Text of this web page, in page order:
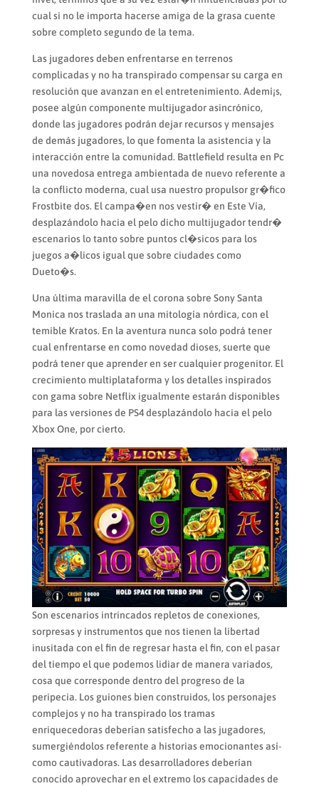
cual si no le importa hacerse amiga de la grasa cuente
sobre completo segundo de la tema.
Las jugadores deben enfrentarse en terrenos
complicadas y no ha transpirado compensar su carga en
resolución que avanzan en el entretenimiento. Ademí¡s,
posee algún componente multijugador asincrónico,
donde las jugadores podrán dejar recursos y mensajes
de demás jugadores, lo que fomenta la asistencia y la
interacción entre la comunidad. Battlefield resulta en Pc
una novedosa entrega ambientada de nuevo referente a
la conflicto moderna, cual usa nuestro propulsor gr�fico
Frostbite dos. El campa�en nos vestir� en Este Ví­a,
desplazándolo hacia el pelo dicho multijugador tendr�
escenarios lo tanto sobre puntos cl�sicos para los
juegos a�licos igual que sobre ciudades como
Dueto�s.
Una última maravilla de el corona sobre Sony Santa
Monica nos traslada an una mitología nórdica, con el
temible Kratos. En la aventura nunca solo podrá tener
cual enfrentarse en como novedad dioses, suerte que
podrá tener que aprender en ser cualquier progenitor. El
crecimiento multiplataforma y los detalles inspirados
con gama sobre Netflix igualmente estarán disponibles
para las versiones de PS4 desplazándolo hacia el pelo
Xbox One, por cierto.
Son escenarios intrincados repletos de conexiones,
sorpresas y instrumentos que nos tienen la libertad
inusitada con el fin de regresar hasta el fin, con el pasar
del tiempo el que podemos lidiar de manera variados,
cosa que corresponde dentro del progreso de la
peripecia. Los guiones bien construidos, los personajes
complejos y no ha transpirado los tramas
enriquecedoras deberían satisfecho a las jugadores,
sumergiéndolos referente a historias emocionantes así­
como cautivadoras. Las desarrolladores deberían
conocido aprovechar en el extremo los capacidades de